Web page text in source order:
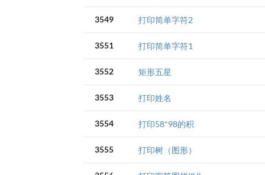
3549 打印简单字符2
3551 打印简单字符1
3552 矩形五星
3553 打印姓名
3554 打印58*98的积
3555 打印树（图形）